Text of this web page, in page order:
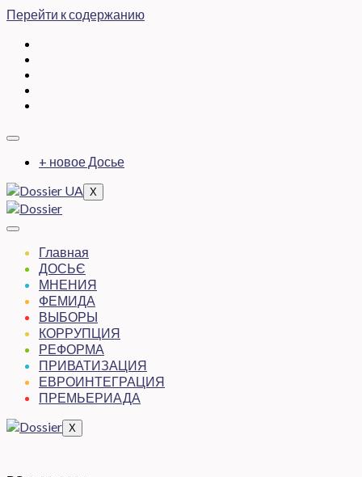
Перейти к содержанию
+ новое Досье
X
Главная
ДОСЬЄ
МНЕНИЯ
ФЕМИДА
ВЫБОРЫ
КОРРУПЦИЯ
РЕФОРМА
ПРИВАТИЗАЦИЯ
ЕВРОИНТЕГРАЦИЯ
ПРЕМЬЕРИАДА
X